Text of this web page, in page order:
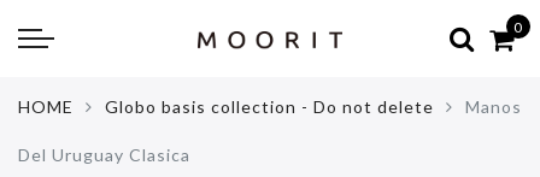
Back
Back 0
HOME Globo basis collection - Do not delete Manos
Del Uruguay Clasica